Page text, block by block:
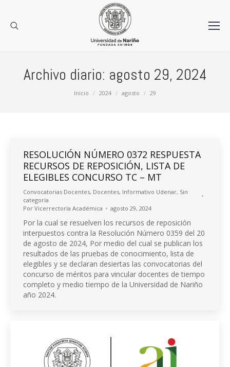
Archivo diario: agosto 29, 2024
Inicio 2024 agosto 29
RESOLUCIÓN NÚMERO 0372 RESPUESTA
RECURSOS DE REPOSICIÓN, LISTA DE
ELEGIBLES CONCURSO TC – MT
Convocatorias Docentes, Docentes, Informativo Udenar, Sin
categoría
Por Vicerrectoría Académica agosto 29, 2024
Por la cual se resuelven los recursos de reposición
interpuestos contra la Resolución Número 0359 del 20
de agosto de 2024, Por medio del cual se publican los
resultados de las pruebas de conocimiento, lista de
elegibles y se declaran desiertas las convocatorias del
concurso de méritos para vincular docentes de tiempo
completo y medio tiempo de la Universidad de Nariño
año 2024.